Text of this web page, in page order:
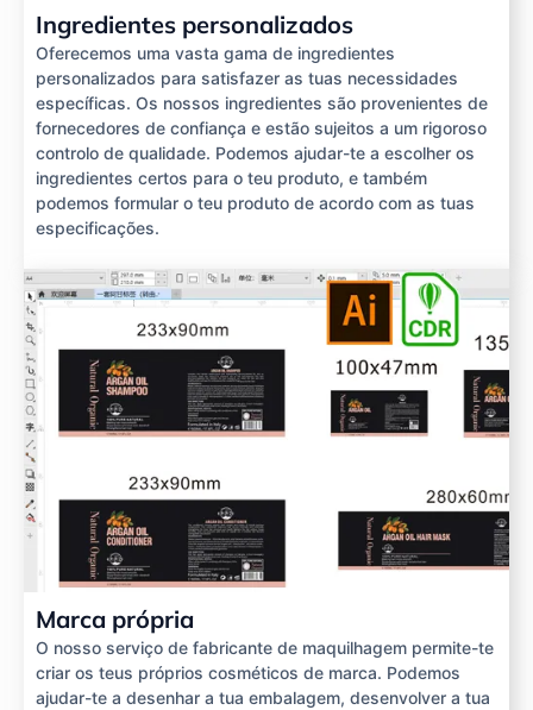
Ingredientes personalizados
Oferecemos uma vasta gama de ingredientes
personalizados para satisfazer as tuas necessidades
específicas. Os nossos ingredientes são provenientes de
fornecedores de confiança e estão sujeitos a um rigoroso
controlo de qualidade. Podemos ajudar-te a escolher os
ingredientes certos para o teu produto, e também
podemos formular o teu produto de acordo com as tuas
especificações.
Marca própria
O nosso serviço de fabricante de maquilhagem permite-te
criar os teus próprios cosméticos de marca. Podemos
ajudar-te a desenhar a tua embalagem, desenvolver a tua